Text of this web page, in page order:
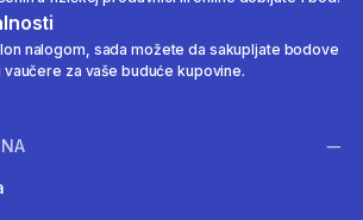
nalogom, sada možete da sakupljate bodove
za vaše buduće kupovine.